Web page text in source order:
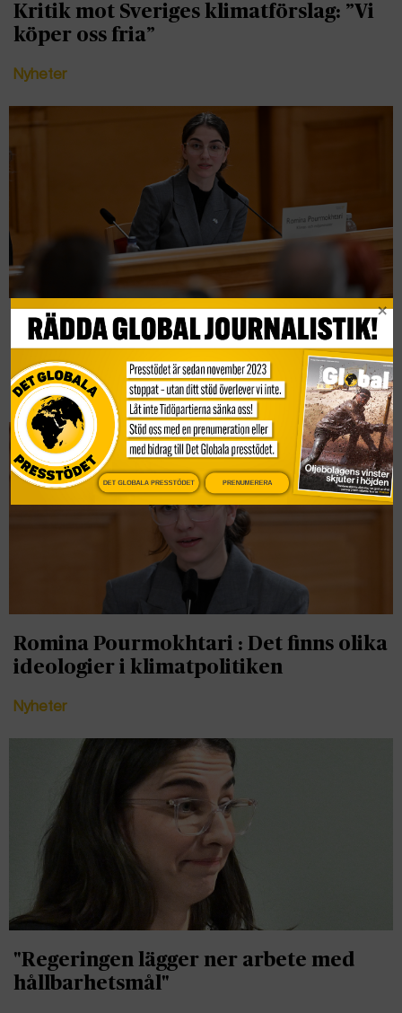
Kritik mot Sveriges klimatförslag: ”Vi
köper oss fria”
Nyheter
Konstitutionsutskottet kritiserar
Romina Pourmokhtari
Nyheter
Romina Pourmokhtari : Det finns olika
ideologier i klimatpolitiken
Nyheter
"Regeringen lägger ner arbete med
hållbarhetsmål"
DET GLOBALA PRESSTÖDET PRENUMERERA